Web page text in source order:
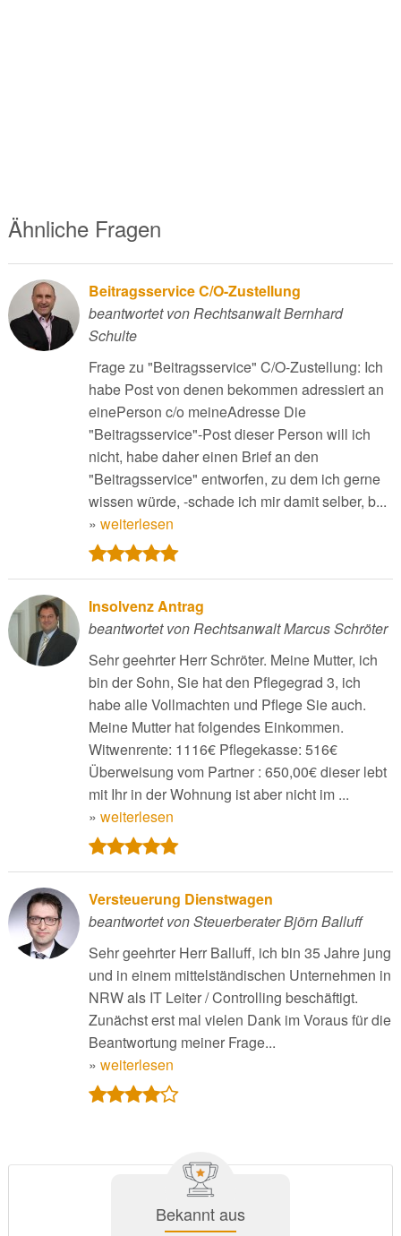
Ähnliche Fragen
Beitragsservice C/O-Zustellung
beantwortet von Rechtsanwalt Bernhard
Schulte
Frage zu "Beitragsservice" C/O-Zustellung: Ich
habe Post von denen bekommen adressiert an
einePerson c/o meineAdresse Die
"Beitragsservice"-Post dieser Person will ich
nicht, habe daher einen Brief an den
"Beitragsservice" entworfen, zu dem ich gerne
wissen würde, -schade ich mir damit selber, b...
» weiterlesen
Insolvenz Antrag
beantwortet von Rechtsanwalt Marcus Schröter
Sehr geehrter Herr Schröter. Meine Mutter, ich
bin der Sohn, Sie hat den Pflegegrad 3, ich
habe alle Vollmachten und Pflege Sie auch.
Meine Mutter hat folgendes Einkommen.
Witwenrente: 1116€ Pflegekasse: 516€
Überweisung vom Partner : 650,00€ dieser lebt
mit Ihr in der Wohnung ist aber nicht im ...
» weiterlesen
Versteuerung Dienstwagen
beantwortet von Steuerberater Björn Balluff
Sehr geehrter Herr Balluff, ich bin 35 Jahre jung
und in einem mittelständischen Unternehmen in
NRW als IT Leiter / Controlling beschäftigt.
Zunächst erst mal vielen Dank im Voraus für die
Beantwortung meiner Frage...
» weiterlesen
Bekannt aus